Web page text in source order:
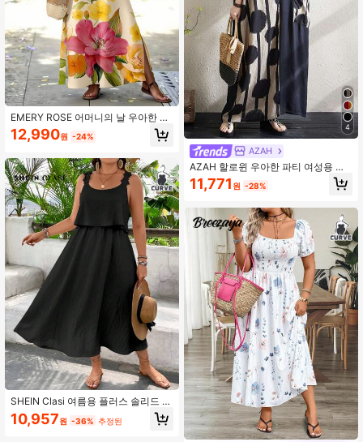
EMERY ROSE 어머니의 날 우아한 캐
주얼 플러스 사이즈 여성 V넥 플러스
사이즈 플로럴 프린트 맥시 드레스,
12,990원 -24%
SHEIN Clasi 여름용 플러스 솔리드 러
플 트림 캐미 원피스
10,957원 -36% 추정된
4
AZAH
AZAH 할로윈 우아한 파티 여성용 폴
카 도트 드레스 플러스 사이즈 보헤미
안 캐주얼 휴가 드레스, 여름 여성용
핏 스트라이프 빅 포켓 드레스
11,771 원 -28%